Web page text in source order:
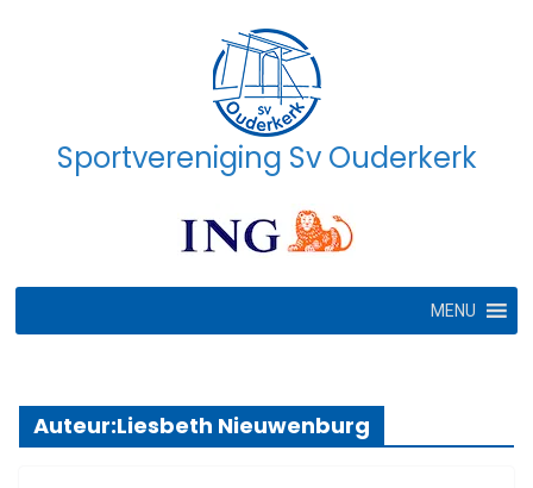
Sportvereniging Sv Ouderkerk
MENU
Auteur:Liesbeth Nieuwenburg